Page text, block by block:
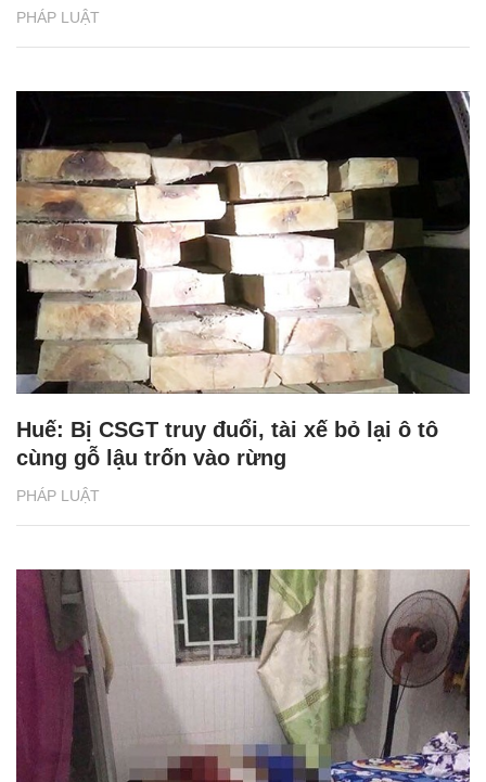
PHÁP LUẬT
PHÁP LUẬT
Huế: Bị CSGT truy đuổi, tài xế bỏ lại ô tô
cùng gỗ lậu trốn vào rừng